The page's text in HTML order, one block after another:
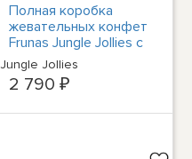
Полная коробка
жевательных конфет
Frunas Jungle Jollies с
голубой малиной, 48
штук | 31 унция
Jungle Jollies
2 790 ₽